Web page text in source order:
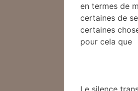
en termes de
certaines de
certaines
pour cela que
Le silence